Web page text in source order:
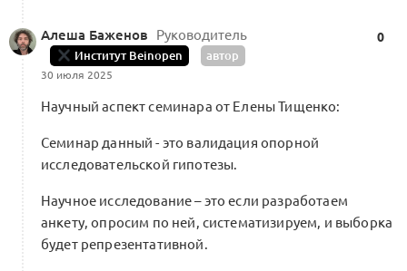
Алеша Баженов Руководитель
Институт Beinopen автор
30 июля 2025
0
Научный аспект семинара от Елены Тищенко:
Семинар данный - это валидация опорной
исследовательской гипотезы.
Научное исследование – это если разработаем
анкету, опросим по ней, систематизируем, и выборка
будет репрезентативной.